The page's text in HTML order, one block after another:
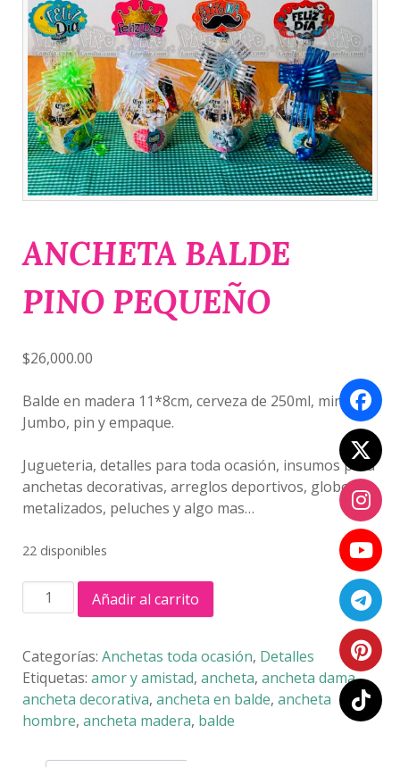
ANCHETA BALDE
PINO PEQUEÑO
$26,000.00
Balde en madera 11*8cm, cerveza de 250ml, mini
Jumbo, pin y empaque.
Jugueteria, detalles para toda ocasión, insumos para
anchetas decorativas, arreglos deportivos, globos
metalizados, peluches y algo mas…
22 disponibles
ANCHETA
BALDE
PEQUEÑO
cantidad
Añadir al carrito
Categorías: Anchetas toda ocasión, Detalles
Etiquetas: amor y amistad, ancheta, ancheta dama,
ancheta decorativa, ancheta en balde, ancheta
hombre, ancheta madera, balde